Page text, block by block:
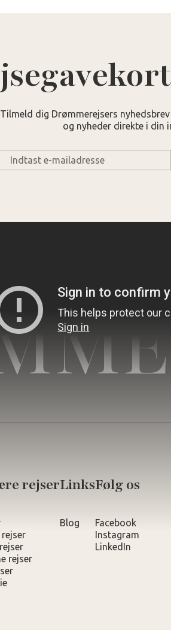
Tilmeld dig Drømmerejsers
og nyheder direkte i din
rejser
rejser
Links
Blog
Følg os
Facebook
Instagram
LinkedIn